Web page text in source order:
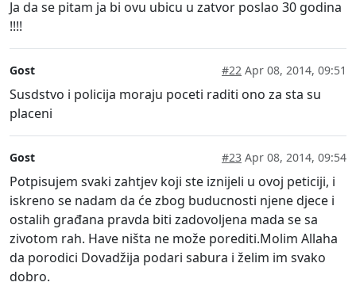
Ja da se pitam ja bi ovu ubicu u zatvor poslao 30 godina
!!!!
Gost #22 Apr 08, 2014, 09:51
Susdstvo i policija moraju poceti raditi ono za sta su
placeni
Gost #23 Apr 08, 2014, 09:54
Potpisujem svaki zahtjev koji ste iznijeli u ovoj peticiji, i
iskreno se nadam da će zbog buducnosti njene djece i
ostalih građana pravda biti zadovoljena mada se sa
zivotom rah. Have ništa ne može porediti.Molim Allaha
da porodici Dovadžija podari sabura i želim im svako
dobro.